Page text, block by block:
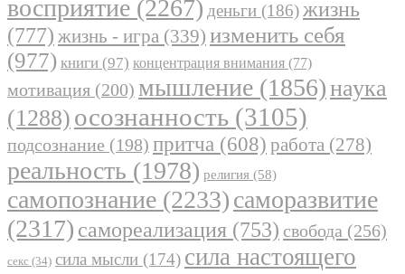
восприятие (2267) деньги (186)жизнь
(777) жизнь - игра (339) изменить себя
(977) книги (97) концентрация внимания (77)
мотивация (200) мышление (1856)наука
(1288) осознанность (3105)
подсознание (198) притча (608) работа (278)
реальность (1978) религия (58)
самопознание (2233)саморазвитие
(2317) самореализация (753) свобода (256)
секс (34) сила мысли (174) сила настоящего